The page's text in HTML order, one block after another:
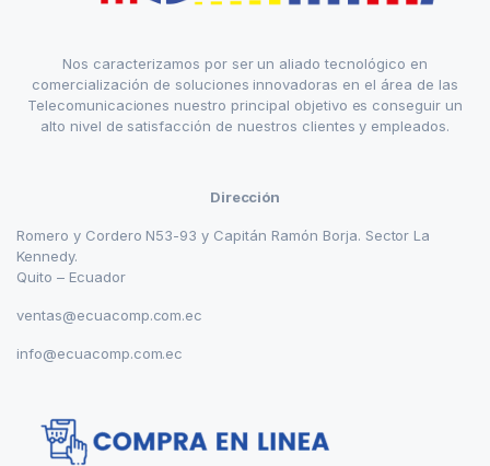
Nos caracterizamos por ser un aliado tecnológico en
comercialización de soluciones innovadoras en el área de las
Telecomunicaciones nuestro principal objetivo es conseguir un
alto nivel de satisfacción de nuestros clientes y empleados.
Dirección
Romero y Cordero N53-93 y Capitán Ramón Borja. Sector La
Kennedy.
Quito – Ecuador
ventas@ecuacomp.com.ec
info@ecuacomp.com.ec